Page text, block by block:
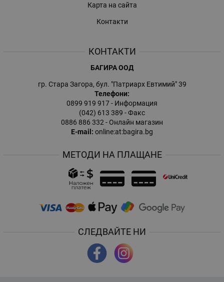
Карта на сайта
Контакти
КОНТАКТИ
БАГИРА ООД
гр. Стара Загора, бул. "Патриарх Евтимий" 39
Телефони:
0899 919 917- Информация
(042) 613 389 - Факс
0886 886 332- Онлайн магазин
E-mail: online:at:bagira.bg
МЕТОДИ НА ПЛАЩАНЕ
СЛЕДВАЙТЕ НИ